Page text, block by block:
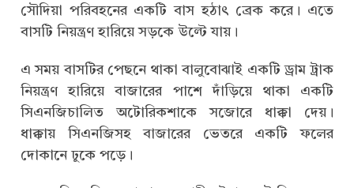
সৌদিয়া পরিবহনের একটি বাস হঠাৎ ব্রেক করে। এতে
বাসটি নিয়ন্ত্রণ হারিয়ে সড়কে উল্টে যায়।
এ সময় বাসটির পেছনে থাকা বালুবোঝাই একটি ড্রাম ট্রাক
নিয়ন্ত্রণ হারিয়ে বাজারের পাশে দাঁড়িয়ে থাকা একটি
সিএনজিচালিত অটোরিকশাকে সজোরে ধাক্কা দেয়।
ধাক্কায় সিএনজিসহ বাজারের ভেতরে একটি ফলের
দোকানে ঢুকে পড়ে।